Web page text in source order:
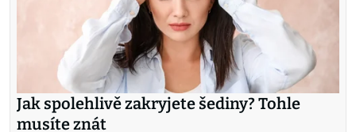
Jak spolehlivě zakryjete šediny? Tohle
musíte znát